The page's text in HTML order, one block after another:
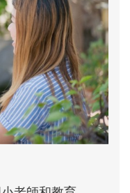
│讀懂父親的